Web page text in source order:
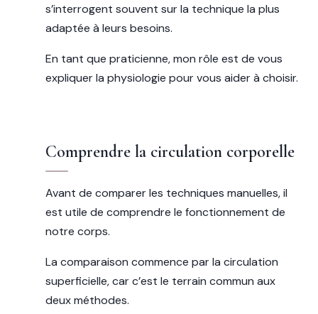
s’interrogent souvent sur la technique la plus
adaptée à leurs besoins.
En tant que praticienne, mon rôle est de vous
expliquer la physiologie pour vous aider à choisir.
Comprendre la circulation corporelle
Avant de comparer les techniques manuelles, il
est utile de comprendre le fonctionnement de
notre corps.
La comparaison commence par la circulation
superficielle, car c’est le terrain commun aux
deux méthodes.